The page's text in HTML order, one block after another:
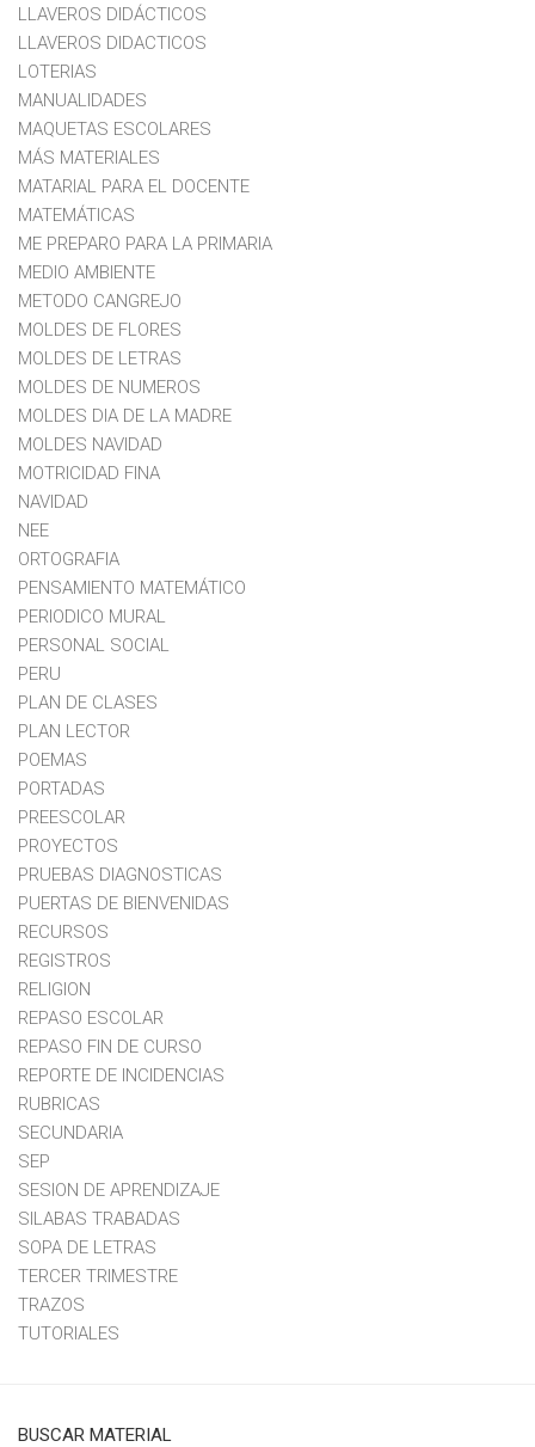
LLAVEROS DIDÁCTICOS
LLAVEROS DIDACTICOS
LOTERIAS
MANUALIDADES
MAQUETAS ESCOLARES
MÁS MATERIALES
MATARIAL PARA EL DOCENTE
MATEMÁTICAS
ME PREPARO PARA LA PRIMARIA
MEDIO AMBIENTE
METODO CANGREJO
MOLDES DE FLORES
MOLDES DE LETRAS
MOLDES DE NUMEROS
MOLDES DIA DE LA MADRE
MOLDES NAVIDAD
MOTRICIDAD FINA
NAVIDAD
NEE
ORTOGRAFIA
PENSAMIENTO MATEMÁTICO
PERIODICO MURAL
PERSONAL SOCIAL
PERU
PLAN DE CLASES
PLAN LECTOR
POEMAS
PORTADAS
PREESCOLAR
PROYECTOS
PRUEBAS DIAGNOSTICAS
PUERTAS DE BIENVENIDAS
RECURSOS
REGISTROS
RELIGION
REPASO ESCOLAR
REPASO FIN DE CURSO
REPORTE DE INCIDENCIAS
RUBRICAS
SECUNDARIA
SEP
SESION DE APRENDIZAJE
SILABAS TRABADAS
SOPA DE LETRAS
TERCER TRIMESTRE
TRAZOS
TUTORIALES
BUSCAR MATERIAL